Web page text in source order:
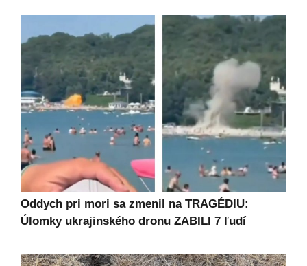
Oddych pri mori sa zmenil na TRAGÉDIU:
Úlomky ukrajinského dronu ZABILI 7 ľudí